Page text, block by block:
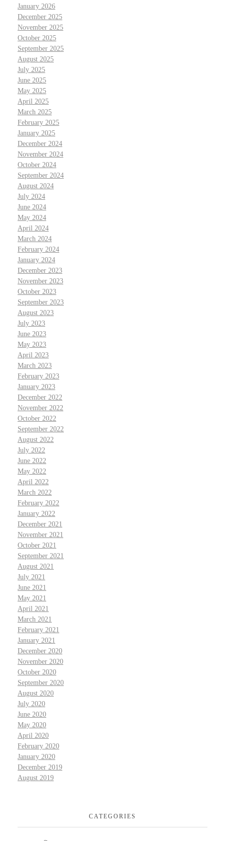
January 2026
December 2025
November 2025
October 2025
September 2025
August 2025
July 2025
June 2025
May 2025
April 2025
March 2025
February 2025
January 2025
December 2024
November 2024
October 2024
September 2024
August 2024
July 2024
June 2024
May 2024
April 2024
March 2024
February 2024
January 2024
December 2023
November 2023
October 2023
September 2023
August 2023
July 2023
June 2023
May 2023
April 2023
March 2023
February 2023
January 2023
December 2022
November 2022
October 2022
September 2022
August 2022
July 2022
June 2022
May 2022
April 2022
March 2022
February 2022
January 2022
December 2021
November 2021
October 2021
September 2021
August 2021
July 2021
June 2021
May 2021
April 2021
March 2021
February 2021
January 2021
December 2020
November 2020
October 2020
September 2020
August 2020
July 2020
June 2020
May 2020
April 2020
February 2020
January 2020
December 2019
August 2019
CATEGORIES